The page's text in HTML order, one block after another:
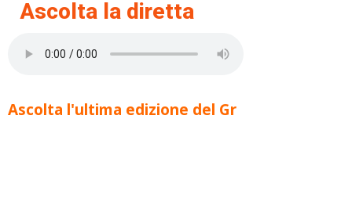
Ascolta la diretta
Ascolta l'ultima edizione del Gr